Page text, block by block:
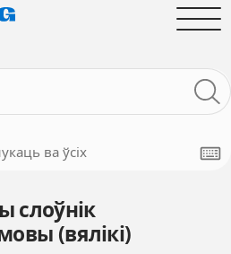
ва ўсіх
слоўнік
(вялікі)